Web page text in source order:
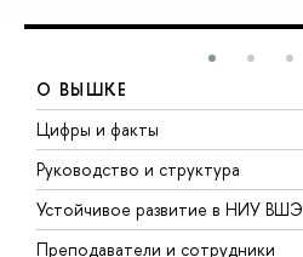
О ВЫШКЕ
Цифры и факты
Руководство и структура
Устойчивое развитие в НИУ ВШЭ
Преподаватели и сотрудники